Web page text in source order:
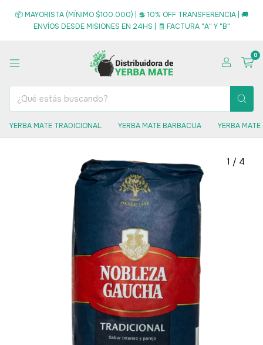
📦 MAYORISTA (MÍNIMO $100.000) | 💲 10% OFF TRANSFERENCIA | 🚚
ENVÍOS DESDE MISIONES EN 24HS | 🧾 FACTURA "A" Y "B"
0
YERBA MATE TRADICIONAL YERBA MATE BARBACUA YERBA
1 / 4